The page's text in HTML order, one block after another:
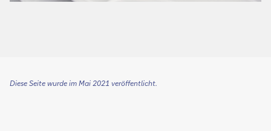
Diese Seite wurde im Mai 2021 veröffentlicht.